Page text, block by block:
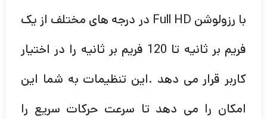
با رزولوشن Full HD در درجه های مختلف از یک
فریم بر ثانیه تا 120 فریم بر ثانیه را در اختیار
کاربر قرار می دهد .این تنظیمات به شما این
امکان را می دهد تا سرعت حرکات سریع را